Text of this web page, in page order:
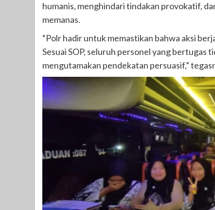
humanis, menghindari tindakan provokatif,
memanas.
“Polr hadir untuk memastikan bahwa aksi
Sesuai SOP, seluruh personel yang bertugas
mengutamakan pendekatan persuasif,”